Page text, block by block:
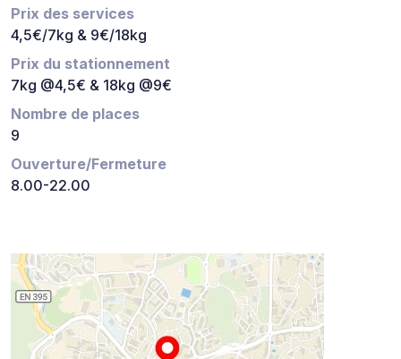
Prix des services
4,5€/7kg & 9€/18kg
Prix du stationnement
7kg @4,5€ & 18kg @9€
Nombre de places
9
Ouverture/Fermeture
8.00-22.00